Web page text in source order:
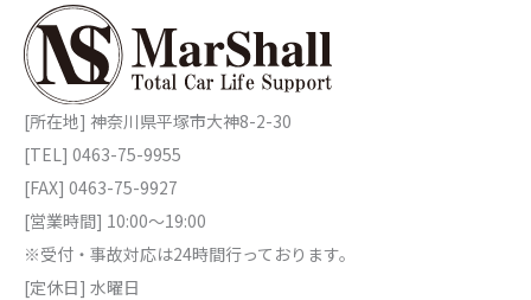
[所在地] 神奈川県平塚市大神8-2-30
[TEL] 0463-75-9955
[FAX] 0463-75-9927
[営業時間] 10:00～19:00
※受付・事故対応は24時間行っております。
[定休日] 水曜日